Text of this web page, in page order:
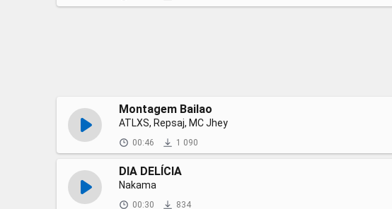
Montagem Bailao
ATLXS, Repsaj, MC Jhey
00:46 1 090
DIA DELÍCIA
Nakama
00:30 834